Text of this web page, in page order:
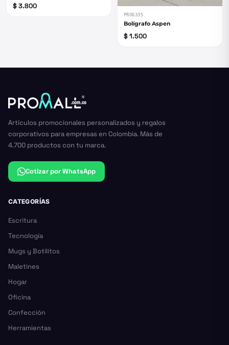
$ 3.800
PRO6335
Bolígrafo Aspen
$ 1.500
Artículos promocionales personalizados y regalos
corporativos para empresas en Colombia. Más de
4.700 productos con tu marca.
Cotizar por WhatsApp
CATEGORÍAS
Escritura
Tecnología
Mugs y Botilitos
Maletines
Hogar
Oficina
Confección
Herramientas